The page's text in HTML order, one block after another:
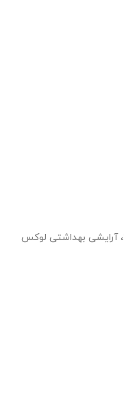
کرمانشاه، پاوه، نوسود بازارچه مرزی غرفه 9، آرایشی بهداشتی لوکس